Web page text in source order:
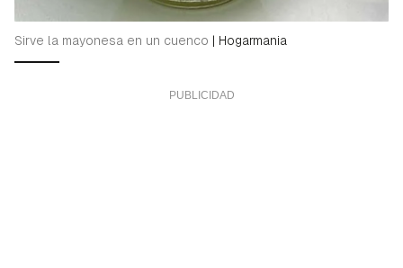
Sirve la mayonesa en un cuenco | Hogarmania